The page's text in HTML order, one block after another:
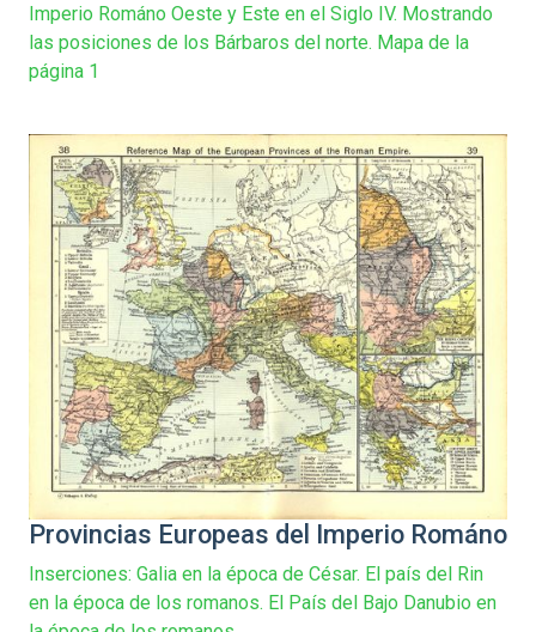
Imperio Románo Oeste y Este en el Siglo IV. Mostrando
las posiciones de los Bárbaros del norte. Mapa de la
página 1
Provincias Europeas del Imperio Románo
Inserciones: Galia en la época de César. El país del Rin
en la época de los romanos. El País del Bajo Danubio en